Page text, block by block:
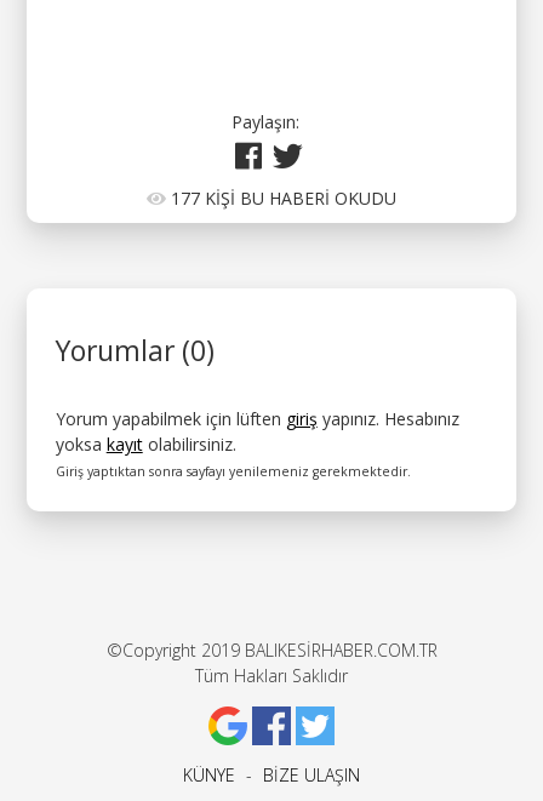
Paylaşın:
177 KİŞİ BU HABERİ OKUDU
Yorumlar (0)
Yorum yapabilmek için lüften giriş yapınız. Hesabınız
yoksa kayıtolabilirsiniz.
Giriş yaptıktan sonra sayfayı yenilemeniz gerekmektedir.
©Copyright 2019 BALIKESİRHABER.COM.TR
Tüm Hakları Saklıdır
KÜNYE - BİZE ULAŞIN